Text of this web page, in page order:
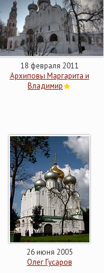
18 февраля 2011
Архиповы Маргарита и
Владимир
26 июня 2005
Олег Гусаров